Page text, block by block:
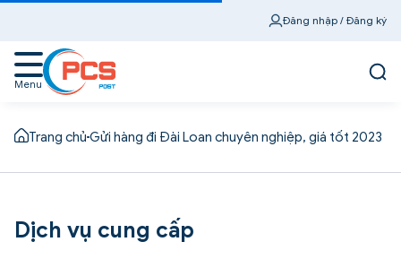
Đăng nhập / Đăng ký
Menu
Trang chủGửi hàng đi Đài Loan chuyên nghiệp, giá tốt 2023
Dịch vụ cung cấp